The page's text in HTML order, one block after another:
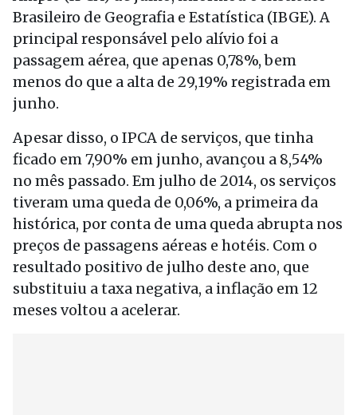
Brasileiro de Geografia e Estatística (IBGE). A
principal responsável pelo alívio foi a
passagem aérea, que apenas 0,78%, bem
menos do que a alta de 29,19% registrada em
junho.
Apesar disso, o IPCA de serviços, que tinha
ficado em 7,90% em junho, avançou a 8,54%
no mês passado. Em julho de 2014, os serviços
tiveram uma queda de 0,06%, a primeira da
histórica, por conta de uma queda abrupta nos
preços de passagens aéreas e hotéis. Com o
resultado positivo de julho deste ano, que
substituiu a taxa negativa, a inflação em 12
meses voltou a acelerar.